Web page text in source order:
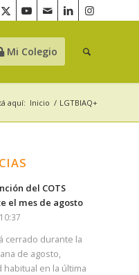
Mi Colegio
aquí: Inicio / LGTBIAQ+
del COTS
el mes de agosto
cerrado durante la
de agosto,
en la última